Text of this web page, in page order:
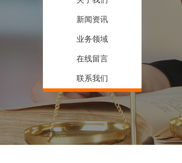
新闻资讯
业务领域
在线留言
联系我们